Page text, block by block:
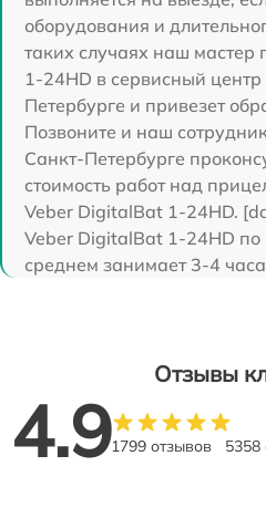
оборудования и
таких случаях наш мастер
1-24HD в сервисный
Петербурге и привезет
Позвоните и наш
Санкт-Петербурге
стоимость работ над
Veber DigitalBat 1-24HD.
Veber DigitalBat 1-24HD по
среднем занимает 3-4
Отзывы
4.91799 отзывов 5358